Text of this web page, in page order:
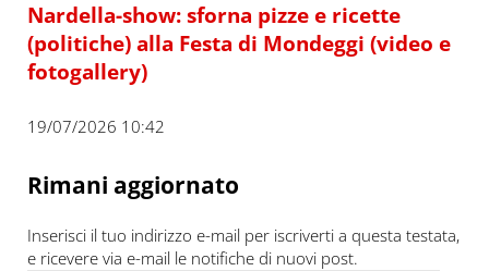
Nardella-show: sforna pizze e ricette
(politiche) alla Festa di Mondeggi (video e
fotogallery)
19/07/2026 10:42
Rimani aggiornato
Inserisci il tuo indirizzo e-mail per iscriverti a questa testata,
e ricevere via e-mail le notifiche di nuovi post.